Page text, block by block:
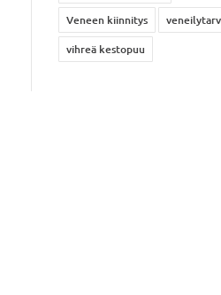
Veneen kiinnitys
vihreä kestopuu